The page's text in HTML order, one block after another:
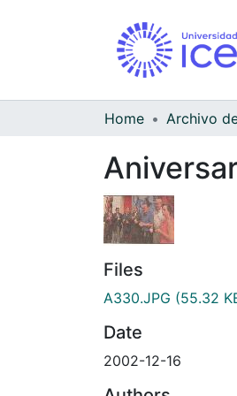
Home
Files
A330.JPG (55.32
Date
2002-12-16